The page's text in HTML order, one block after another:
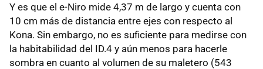
Y es que el e-Niro mide 4,37 m de largo y cuenta con
10 cm más de distancia entre ejes con respecto al
Kona. Sin embargo, no es suficiente para medirse con
la habitabilidad del ID.4 y aún menos para hacerle
sombra en cuanto al volumen de su maletero (543